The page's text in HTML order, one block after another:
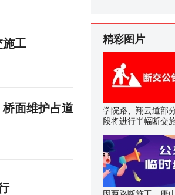
工
面维护占道
精彩图片
学院路、翔云道部
段将进行半幅断交